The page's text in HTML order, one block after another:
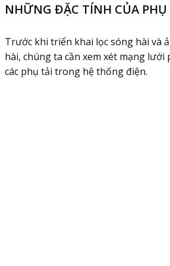
NHỮNG ĐẶC TÍNH CỦA PHỤ
Trước khi triển khai lọc sóng hài và
hài, chúng ta cần xem xét mạng lưới
các phụ tải trong hệ thống điện.